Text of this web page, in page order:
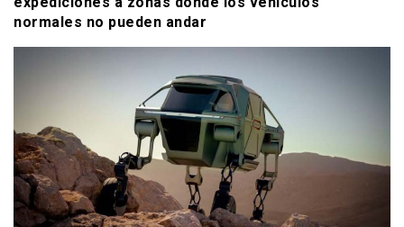
normales no pueden andar